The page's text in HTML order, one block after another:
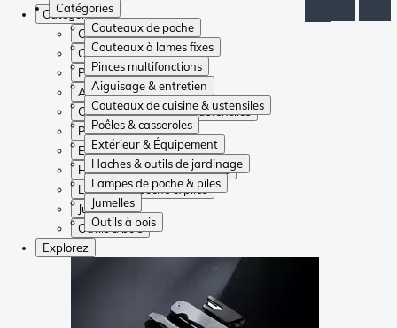
Catégories
Couteaux de poche
Couteaux à lames fixes
Pinces multifonctions
Aiguisage & entretien
Couteaux de cuisine & ustensiles
Poêles & casseroles
Extérieur & Équipement
Haches & outils de jardinage
Lampes de poche & piles
Jumelles
Outils à bois
Catégories
Couteaux de poche
Couteaux à lames fixes
Pinces multifonctions
Aiguisage & entretien
Couteaux de cuisine & ustensiles
Poêles & casseroles
Extérieur & Équipement
Haches & outils de jardinage
Lampes de poche & piles
Jumelles
Outils à bois
Explorez